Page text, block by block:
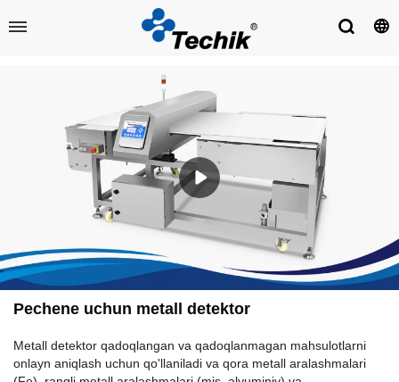
Pechene uchun metall detektor
Metall detektor qadoqlangan va qadoqlanmagan mahsulotlarni
onlayn aniqlash uchun qo'llaniladi va qora metall aralashmalari